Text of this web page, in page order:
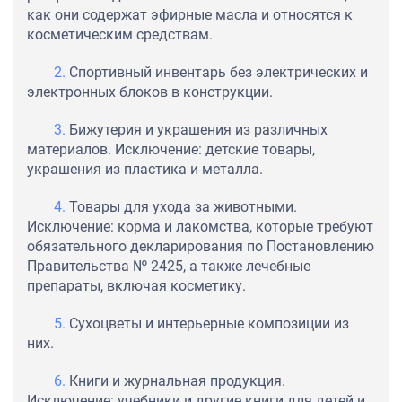
как они содержат эфирные масла и относятся к
косметическим средствам.
Спортивный инвентарь без электрических и
электронных блоков в конструкции.
Бижутерия и украшения из различных
материалов. Исключение: детские товары,
украшения из пластика и металла.
Товары для ухода за животными.
Исключение: корма и лакомства, которые требуют
обязательного декларирования по Постановлению
Правительства № 2425, а также лечебные
препараты, включая косметику.
Сухоцветы и интерьерные композиции из
них.
Книги и журнальная продукция.